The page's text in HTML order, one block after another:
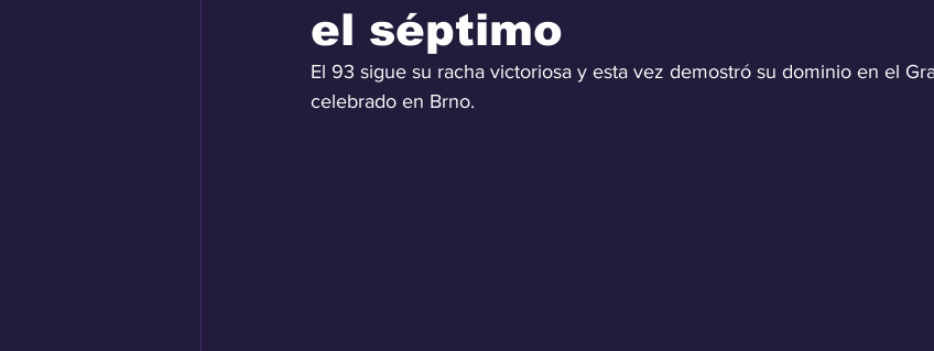
el séptimo
El 93 sigue su racha victoriosa y esta vez demostró su dominio en el
celebrado en Brno.